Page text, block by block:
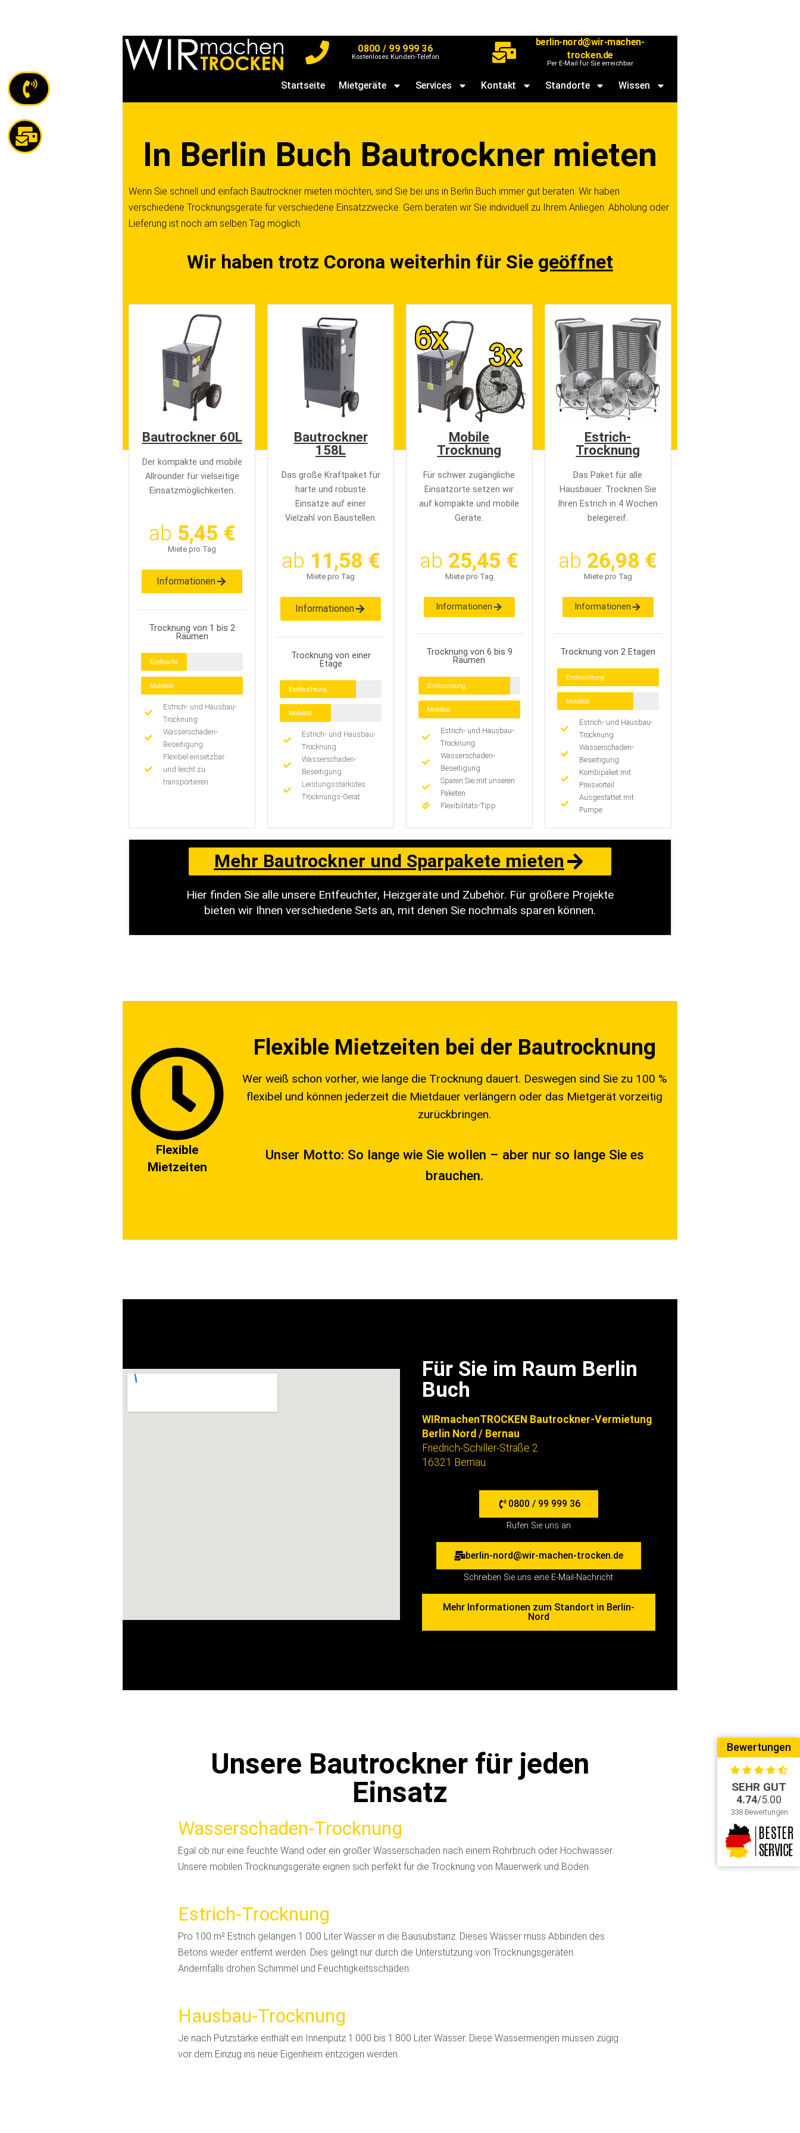
I
n
a
l
0800 / 99 999 36
Kostenloses Kunden-Telefon
berlin-nord@wir-machen-
trocken.de
Per E-Mail für Sie erreichbar
Startseite Mietgeräte Services Kontakt Standorte Wissen
In Berlin Buch Bautrockner mieten
Wenn Sie schnell und einfach Bautrockner mieten möchten, sind Sie bei uns in Berlin Buch immer gut beraten. Wir haben
verschiedene Trocknungsgeräte für verschiedene Einsatzzwecke. Gern beraten wir Sie individuell zu Ihrem Anliegen. Abholung oder
Lieferung ist noch am selben Tag möglich.
Wir haben trotz Corona weiterhin für Sie geöffnet
Bautrockner 60L
Der kompakte und mobile
Allrounder für vielseitige
Einsatzmöglichkeiten.
ab 5,45 €
Miete pro Tag
Informationen
Trocknung von 1 bis 2
Räumen
Mobilität
Estrich- und Hausbau-
Trocknung
Wasserschaden-
Beseitigung
Flexibel einsetzbar
und leicht zu
transportieren
Bautrockner
158L
Das große Kraftpaket für
harte und robuste
Einsätze auf einer
Vielzahl von Baustellen.
ab 11,58 €
Miete pro Tag
Informationen
Trocknung von einer
Etage
Entfeuchtung
Mobilität
Estrich- und Hausbau-
Trocknung
Wasserschaden-
Beseitigung
Leistungsstärkstes
Trocknungs-Gerät
Mobile
Trocknung
Für schwer zugängliche
Einsatzorte setzen wir
auf kompakte und mobile
Geräte.
ab 25,45 €
Miete pro Tag
Informationen
Trocknung von 6 bis 9
Räumen
Entfeuchtung
Mobilität
Estrich- und Hausbau-
Trocknung
Wasserschaden-
Beseitigung
Sparen Sie mit unseren
Paketen
Flexibilitäts-Tipp
Estrich-
Trocknung
Das Paket für alle
Hausbauer. Trocknen Sie
Ihren Estrich in 4 Wochen
belegereif.
ab 26,98 €
Miete pro Tag
Informationen
Trocknung von 2 Etagen
Entfeuchtung
Mobilität
Estrich- und Hausbau-
Trocknung
Wasserschaden-
Beseitigung
Kombipaket mit
Preisvorteil
Ausgestattet mit
Pumpe
Mehr Bautrockner und Sparpakete mieten
Hier finden Sie alle unsere Entfeuchter, Heizgeräte und Zubehör. Für größere Projekte
bieten wir Ihnen verschiedene Sets an, mit denen Sie nochmals sparen können.
Flexible
Mietzeiten
Flexible Mietzeiten bei der Bautrocknung
Wer weiß schon vorher, wie lange die Trocknung dauert. Deswegen sind Sie zu 100 %
flexibel und können jederzeit die Mietdauer verlängern oder das Mietgerät vorzeitig
zurückbringen.
Unser Motto: So lange wie Sie wollen – aber nur so lange Sie es
brauchen.
Für Sie im Raum Berlin
Buch
WIRmachenTROCKEN Bautrockner-Vermietung
Berlin Nord / Bernau
Friedrich-Schiller-Straße 2
16321 Bernau
0800 / 99 999 36
Rufen Sie uns an
berlin-nord@wir-machen-trocken.de
Schreiben Sie uns eine E-Mail-Nachricht
Mehr Informationen zum Standort in Berlin-
Nord
Unsere Bautrockner für jeden
Einsatz
Wasserschaden-Trocknung
Egal ob nur eine feuchte Wand oder ein großer Wasserschaden nach einem Rohrbruch oder Hochwasser.
Unsere mobilen Trocknungsgeräte eignen sich perfekt für die Trocknung von Mauerwerk und Böden.
Estrich-Trocknung
Pro 100 m² Estrich gelangen 1.000 Liter Wasser in die Bausubstanz. Dieses Wasser muss Abbinden des
Betons wieder entfernt werden. Dies gelingt nur durch die Unterstützung von Trocknungsgeräten.
Andernfalls drohen Schimmel und Feuchtigkeitsschäden.
Hausbau-Trocknung
Je nach Putzstärke enthält ein Innenputz 1.000 bis 1.800 Liter Wasser. Diese Wassermengen müssen zügig
vor dem Einzug ins neue Eigenheim entzogen werden.
Bewertungen
SEHR GUT
4.74/5.00
338 Bewertungen